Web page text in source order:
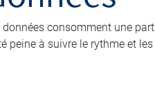
données consomment une part
peine à suivre le rythme et les